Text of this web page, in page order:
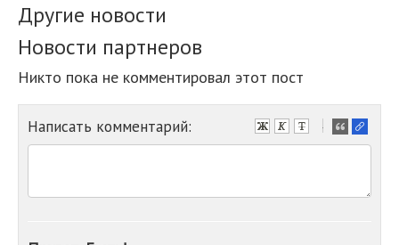
Другие новости
Новости партнеров
Никто пока не комментировал этот пост
Написать комментарий:
-
-
-